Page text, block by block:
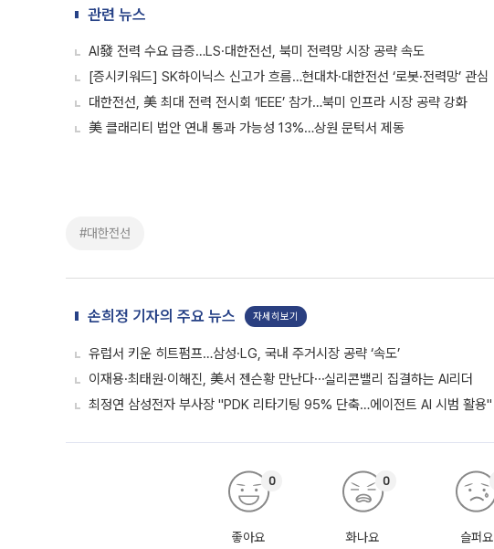
관련 뉴스
AI發 전력 수요 급증…LS·대한전선, 북미 전력망 시장 공략 속도
[증시키워드] SK하이닉스 신고가 흐름…현대차·대한전선 ‘로봇·전력망’ 관심
대한전선, 美 최대 전력 전시회 ‘IEEE’ 참가…북미 인프라 시장 공략 강화
美 클래리티 법안 연내 통과 가능성 13%…상원 문턱서 제동
#대한전선
손희정 기자의 주요 뉴스 자세히보기
유럽서 키운 히트펌프…삼성·LG, 국내 주거시장 공략 ‘속도’
이재용·최태원·이해진, 美서 젠슨황 만난다⋯실리콘밸리 집결하는 AI리더
최정연 삼성전자 부사장 "PDK 리타기팅 95% 단축…에이전트 AI 시범 활용"
좋아요
0
화나요
0
슬퍼요